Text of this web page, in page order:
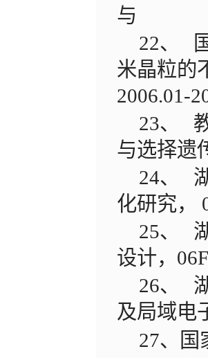
与
22、
米晶粒的
2006.01-
23、
与选择遗
24、
化研究，
25、
设计，
26、
及局域电
27、国